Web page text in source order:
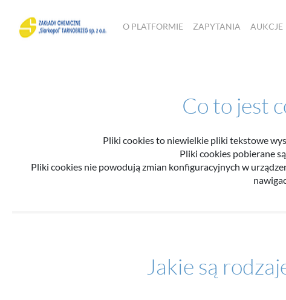
O PLATFORMIE ZAPYTANIA AUKCJE
Co to jest
Pliki cookies to niewielkie pliki tekstowe
Pliki cookies pobierane
Pliki cookies nie powodują zmian konfiguracyjnych w
Jakie są